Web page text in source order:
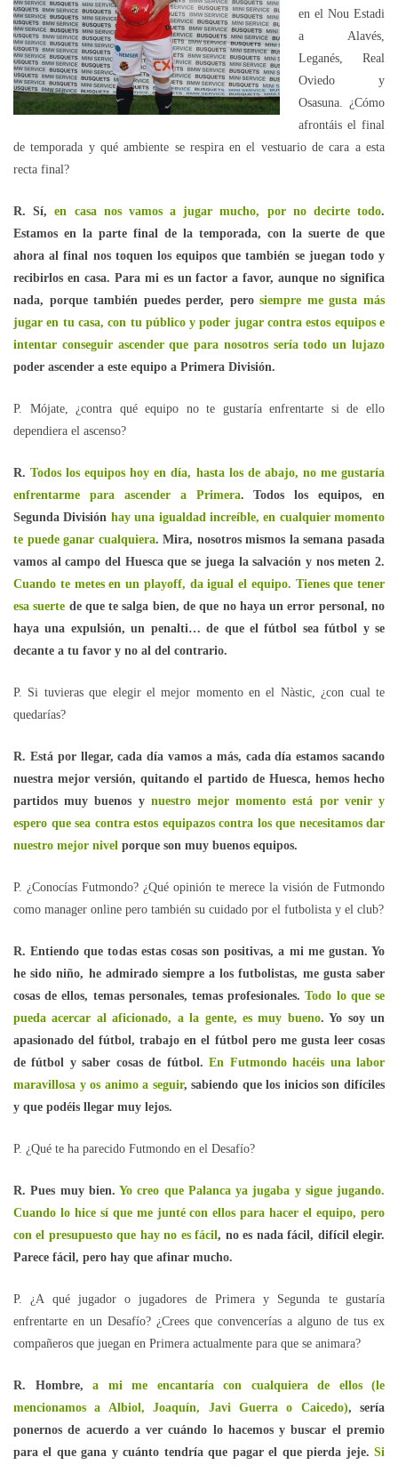
en el Nou Estadi
a Alavés,
Leganés, Real
Oviedo y
Osasuna. ¿Cómo
afrontáis el final
de temporada y qué ambiente se respira en el vestuario de cara a esta
recta final?
R. Sí,en casa nos vamos a jugar mucho, por no decirte todo.
Estamos en la parte final de la temporada, con la suerte de que
ahora al final nos toquen los equipos que también se juegan todo y
recibirlos en casa. Para mi es un factor a favor, aunque no significa
nada, porque también puedes perder, perosiempre me gusta más
jugar en tu casa, con tu público y poder jugar contra estos equipos e
intentar conseguir ascender que para nosotros sería todo un lujazo
poder ascender a este equipo a Primera División.
P. Mójate, ¿contra qué equipo no te gustaría enfrentarte si de ello
dependiera el ascenso?
R.Todos los equipos hoy en día, hasta los de abajo, no me gustaría
enfrentarme para ascender a Primera. Todos los equipos, en
Segunda División hay una igualdad increíble, en cualquier momento
te puede ganar cualquiera. Mira, nosotros mismos la semana pasada
vamos al campo del Huesca que se juega la salvación y nos meten 2.
Cuando te metes en un playoff, da igual el equipo. Tienes que tener
esa suerte de que te salga bien, de que no haya un error personal, no
haya una expulsión, un penalti… de que el fútbol sea fútbol y se
decante a tu favor y no al del contrario.
P. Si tuvieras que elegir el mejor momento en el Nàstic, ¿con cual te
quedarías?
R. Está por llegar, cada día vamos a más, cada día estamos sacando
nuestra mejor versión, quitando el partido de Huesca, hemos hecho
partidos muy buenos y nuestro mejor momento está por venir y
espero que sea contra estos equipazos contra los que necesitamos dar
nuestro mejor nivel porque son muy buenos equipos.
P. ¿Conocías Futmondo? ¿Qué opinión te merece la visión de Futmondo
como manager online pero también su cuidado por el futbolista y el club?
R. Entiendo que todas estas cosas son positivas, a mi me gustan. Yo
he sido niño, he admirado siempre a los futbolistas, me gusta saber
cosas de ellos, temas personales, temas profesionales.Todo lo que se
pueda acercar al aficionado, a la gente, es muy bueno. Yo soy un
apasionado del fútbol, trabajo en el fútbol pero me gusta leer cosas
de fútbol y saber cosas de fútbol.En Futmondo hacéis una labor
maravillosa y os animo a seguir, sabiendo que los inicios son difíciles
y que podéis llegar muy lejos.
P. ¿Qué te ha parecido Futmondo en el Desafío?
R. Pues muy bien. Yo creo que Palanca ya jugaba y sigue jugando.
Cuando lo hice sí que me junté con ellos para hacer el equipo, pero
con el presupuesto que hay no es fácil, no es nada fácil, difícil elegir.
Parece fácil, pero hay que afinar mucho.
P. ¿A qué jugador o jugadores de Primera y Segunda te gustaría
enfrentarte en un Desafío? ¿Crees que convencerías a alguno de tus ex
compañeros que juegan en Primera actualmente para que se animara?
R. Hombre, a mi me encantaría con cualquiera de ellos (le
mencionamos a Albiol, Joaquín, Javi Guerra o Caicedo), sería
ponernos de acuerdo a ver cuándo lo hacemos y buscar el premio
para el que gana y cuánto tendría que pagar el que pierda jeje. Si